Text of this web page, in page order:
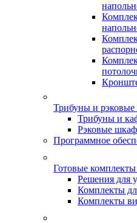
Трибуны и
Трибуны и
Рэковые
Программное
Готовые
Решения для
Комплекты
Комплекты